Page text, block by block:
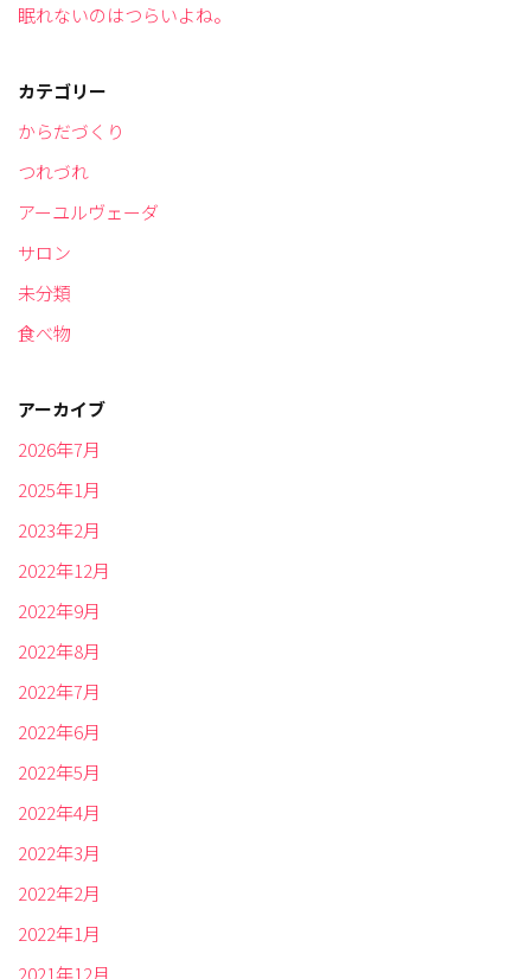
眠れないのはつらいよね。
カテゴリー
からだづくり
つれづれ
アーユルヴェーダ
サロン
未分類
食べ物
アーカイブ
2026年7月
2025年1月
2023年2月
2022年12月
2022年9月
2022年8月
2022年7月
2022年6月
2022年5月
2022年4月
2022年3月
2022年2月
2022年1月
2021年12月